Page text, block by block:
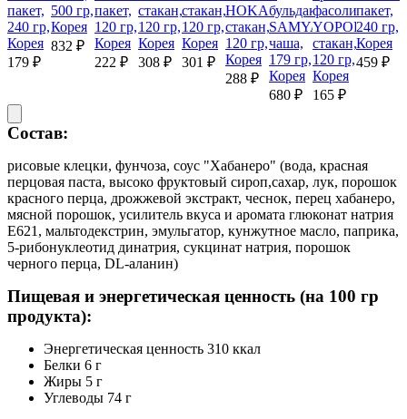
пакет,
240 гр,
Корея
179 ₽
500 гр,
Корея
832 ₽
пакет,
120 гр,
Корея
222 ₽
стакан,
120 гр,
Корея
308 ₽
стакан,
120 гр,
Корея
301 ₽
HOKANG,
стакан,
120 гр,
Корея
288 ₽
бульдак
SAMYANG,
чаша,
179 гр,
Корея
680 ₽
фасоли
YOPOKKI,
стакан,
120 гр,
Корея
165 ₽
пакет,
240 гр,
Корея
459 ₽
Состав:
рисовые клецки, фунчоза, соус "Хабанеро" (вода, красная
перцовая паста, высоко фруктовый сироп,сахар, лук, порошок
красного перца, дрожжевой экстракт, чеснок, перец хабанеро,
мясной порошок, усилитель вкуса и аромата глюконат натрия
Е621, мальтодекстрин, эмульгатор, кунжутное масло, паприка,
5-рибонуклеотид динатрия, сукцинат натрия, порошок
черного перца, DL-аланин)
Пищевая и энергетическая ценность (на 100 гр
продукта):
Энергетическая ценность 310 ккал
Белки 6 г
Жиры 5 г
Углеводы 74 г